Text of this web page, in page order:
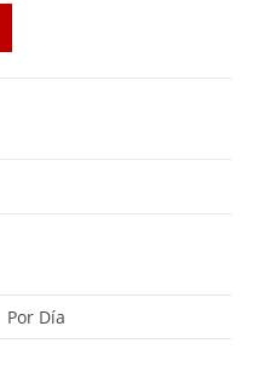
Por Día